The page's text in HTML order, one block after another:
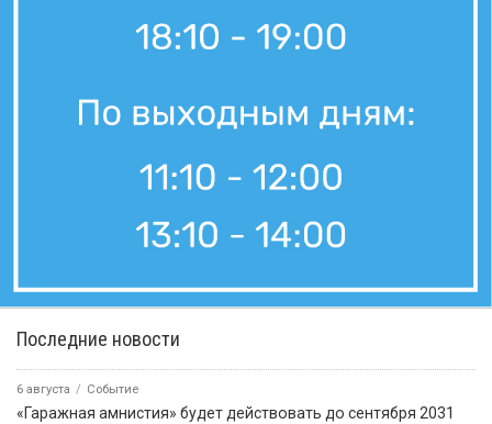
Последние новости
6 августа Событие
«Гаражная амнистия» будет действовать до сентября 2031